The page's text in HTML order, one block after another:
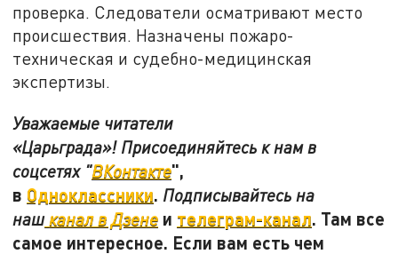
проверка. Следователи осматривают место
происшествия. Назначены пожаро-
техническая и судебно-медицинская
экспертизы.
Уважаемые читатели
«Царьграда»! Присоединяйтесь к нам в
соцсетях "ВКонтакте",
в Одноклассники. Подписывайтесь на
наш канал в Дзене и телеграм-канал. Там все
самое интересное. Если вам есть чем